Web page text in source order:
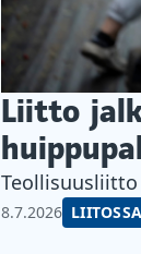
Liitto
8.7.2026 LIITOSSA